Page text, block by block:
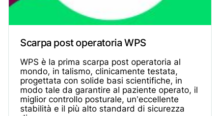
Scarpa post operatoria WPS
WPS è la prima scarpa post operatoria al
mondo, in talismo, clinicamente testata,
progettata con solide basi scientifiche, in
modo tale da garantire al paziente operato, il
miglior controllo posturale, un’eccellente
stabilità e il più alto standard di sicurezza